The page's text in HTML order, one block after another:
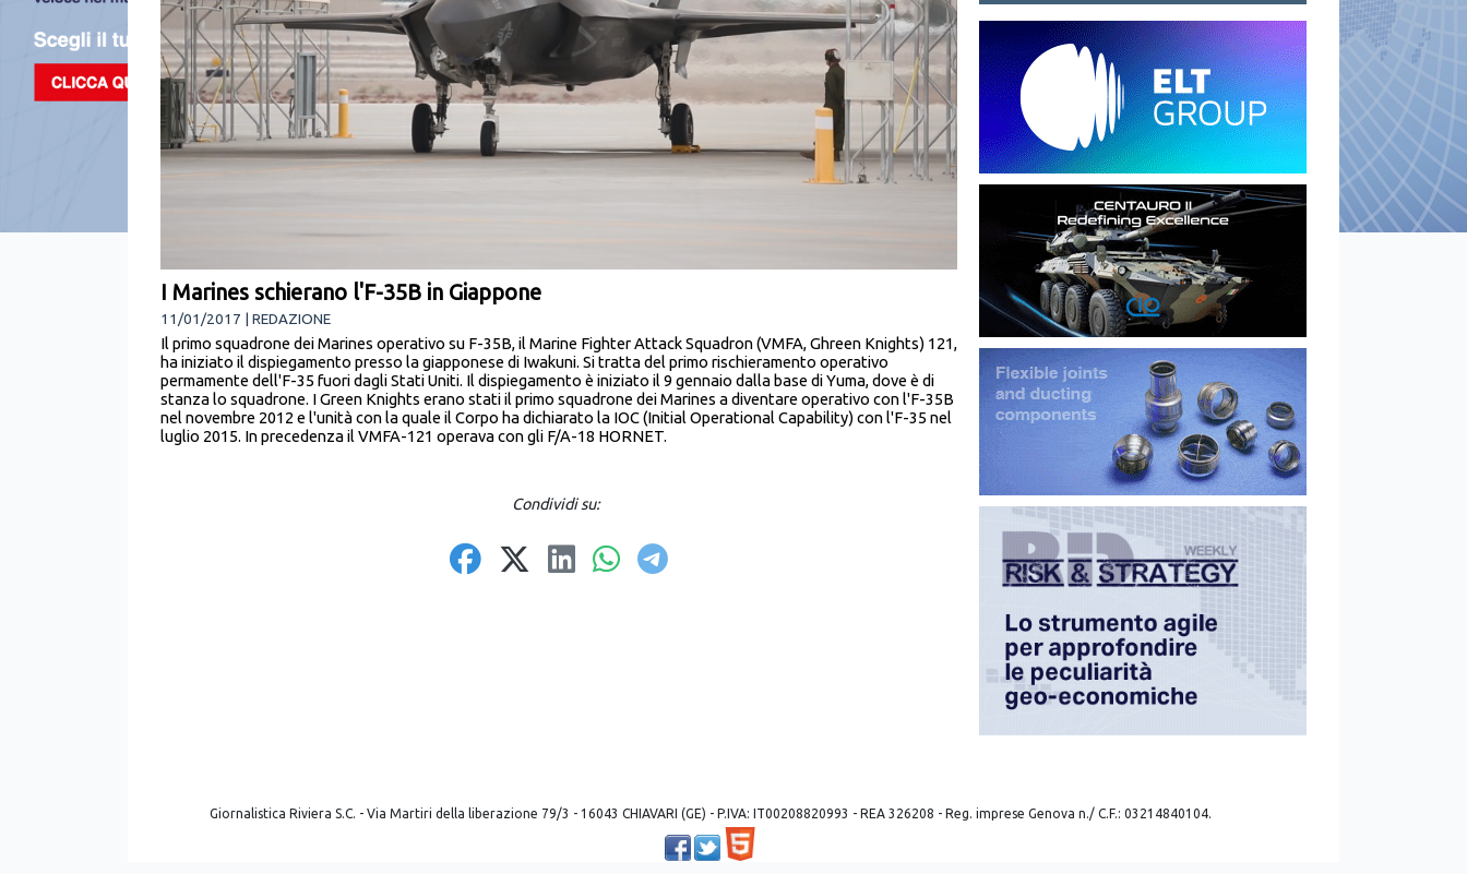
I Marines schierano l'F-35B in Giappone
11/01/2017 | REDAZIONE
Il primo squadrone dei Marines operativo su F-35B, il Marine Fighter Attack Squadron (VMFA, Ghreen Knights) 121,
ha iniziato il dispiegamento presso la giapponese di Iwakuni. Si tratta del primo rischieramento operativo
permamente dell'F-35 fuori dagli Stati Uniti. Il dispiegamento è iniziato il 9 gennaio dalla base di Yuma, dove è di
stanza lo squadrone. I Green Knights erano stati il primo squadrone dei Marines a diventare operativo con l'F-35B
nel novembre 2012 e l'unità con la quale il Corpo ha dichiarato la IOC (Initial Operational Capability) con l'F-35 nel
luglio 2015. In precedenza il VMFA-121 operava con gli F/A-18 HORNET.
Condividi su:
Giornalistica Riviera S.C. - Via Martiri della liberazione 79/3 - 16043 CHIAVARI (GE) - P.IVA: IT00208820993 - REA 326208 - Reg. imprese Genova n./ C.F.: 03214840104.